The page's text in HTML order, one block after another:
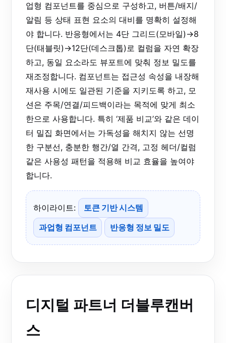
업형 컴포넌트를 중심으로 구성하고, 버튼/배지/
알림 등 상태 표현 요소의 대비를 명확히 설정해
야 합니다. 반응형에서는 4단 그리드(모바일)→8
단(태블릿)→12단(데스크톱)로 컬럼을 자연 확장
하고, 동일 요소라도 뷰포트에 맞춰 정보 밀도를
재조정합니다. 컴포넌트는 접근성 속성을 내장해
재사용 시에도 일관된 기준을 지키도록 하고, 모
션은 주목/연결/피드백이라는 목적에 맞게 최소
한으로 사용합니다. 특히 ‘제품 비교’와 같은 데이
터 밀집 화면에서는 가독성을 해치지 않는 선명
한 구분선, 충분한 행간/열 간격, 고정 헤더/컬럼
같은 사용성 패턴을 적용해 비교 효율을 높여야
합니다.
하이라이트:
토큰 기반 시스템
과업형 컴포넌트
반응형 정보 밀도
디지털 파트너 더블루캔버
스